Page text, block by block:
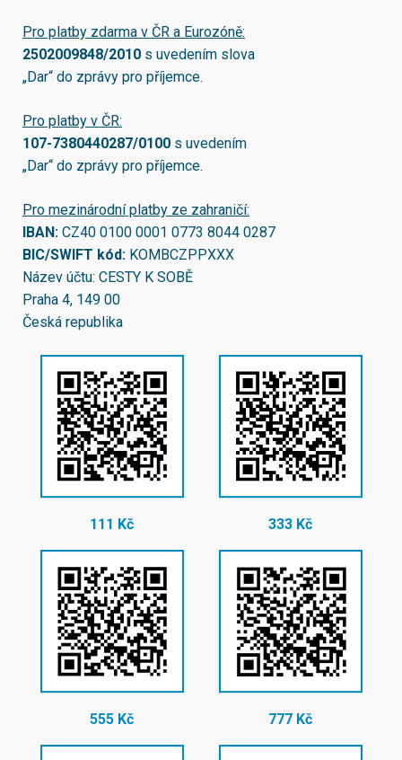
Pro platby zdarma v ČR a Eurozóně:
2502009848/2010 s uvedením slova
„Dar“ do zprávy pro příjemce.
Pro platby v ČR:
107-7380440287/0100 s uvedením
„Dar“ do zprávy pro příjemce.
Pro mezinárodní platby ze zahraničí:
IBAN: CZ40 0100 0001 0773 8044 0287
BIC/SWIFT kód: KOMBCZPPXXX
Název účtu: CESTY K SOBĚ
Praha 4, 149 00
Česká republika
111 Kč 333 Kč
555 Kč 777 Kč